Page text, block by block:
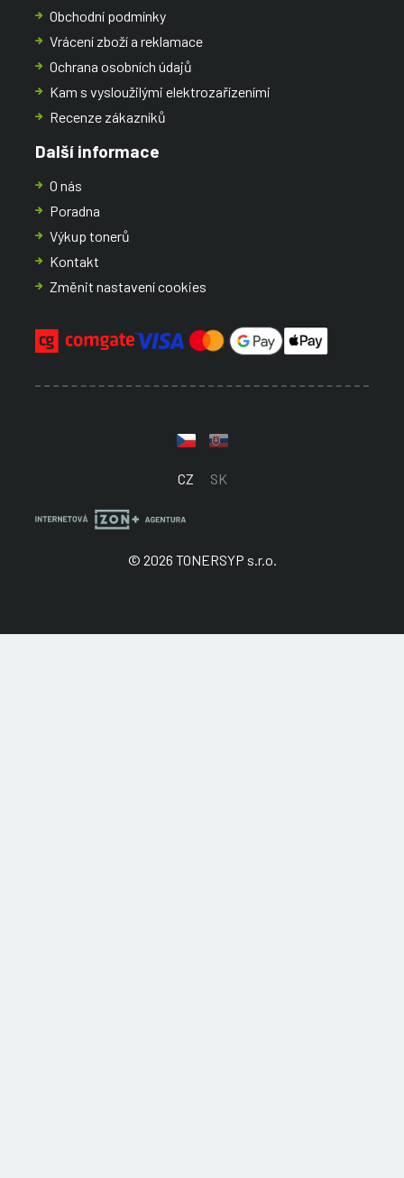
Obchodní podmínky
Vrácení zboží a reklamace
Ochrana osobních údajů
Kam s vysloužilými elektrozařízeními
Recenze zákazníků
Další informace
O nás
Poradna
Výkup tonerů
Kontakt
Změnit nastavení cookies
CZ SK
© 2026 TONERSYP s.r.o.